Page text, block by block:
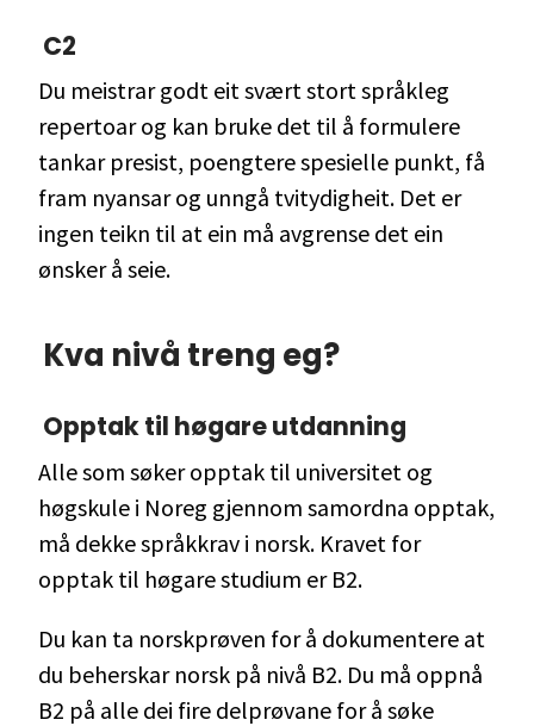
C2
Du meistrar godt eit svært stort språkleg
repertoar og kan bruke det til å formulere
tankar presist, poengtere spesielle punkt, få
fram nyansar og unngå tvitydigheit. Det er
ingen teikn til at ein må avgrense det ein
ønsker å seie.
Kva nivå treng eg?
Opptak til høgare utdanning
Alle som søker opptak til universitet og
høgskule i Noreg gjennom samordna opptak,
må dekke språkkrav i norsk. Kravet for
opptak til høgare studium er B2.
Du kan ta norskprøven for å dokumentere at
du beherskar norsk på nivå B2. Du må oppnå
B2 på alle dei fire delprøvane for å søke